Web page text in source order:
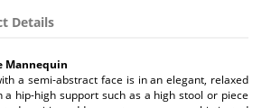
Details
Mannequin
a semi-abstract face is in an elegant, relaxed
a hip-high support such as a high stool or piece